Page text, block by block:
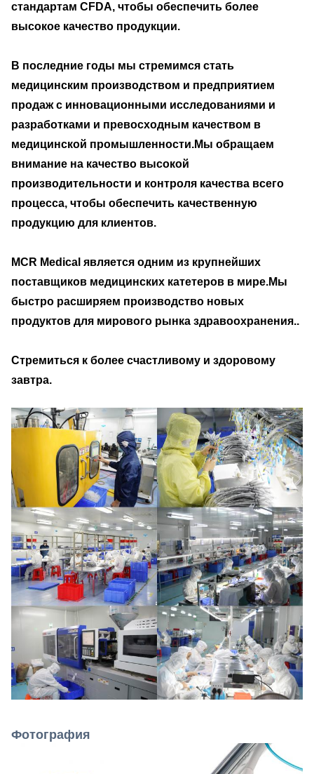
стандартам CFDA, чтобы обеспечить более
высокое качество продукции.
В последние годы мы стремимся стать
медицинским производством и предприятием
продаж с инновационными исследованиями и
разработками и превосходным качеством в
медицинской промышленности.Мы обращаем
внимание на качество высокой
производительности и контроля качества всего
процесса, чтобы обеспечить качественную
продукцию для клиентов.
MCR Medical является одним из крупнейших
поставщиков медицинских катетеров в мире.Мы
быстро расширяем производство новых
продуктов для мирового рынка здравоохранения..
Стремиться к более счастливому и здоровому
завтра.
Фотография